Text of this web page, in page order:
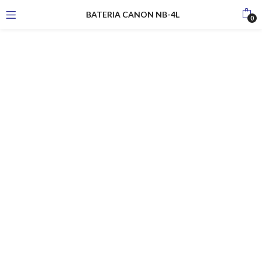
BATERIA CANON NB-4L 0